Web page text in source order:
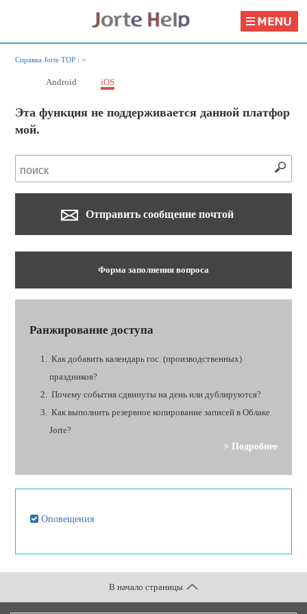
Справка Jorte TOP :>
Android iOS
Эта функция не поддерживается данной платфор
мой.
Отправить сообщение почтой
Форма заполнения вопроса
Ранжирование доступа
Как добавить календарь гос. (производственных)
праздников?
Почему события сдвинуты на день или дублируются?
Как выполнить резервное копирование записей в Облаке
Jorte?
> Подробнее
Оповещения
В начало страницы